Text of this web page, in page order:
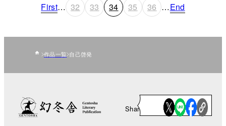
First… 32 33 34 35 36 …End
作品一覧 自己啓発
Share